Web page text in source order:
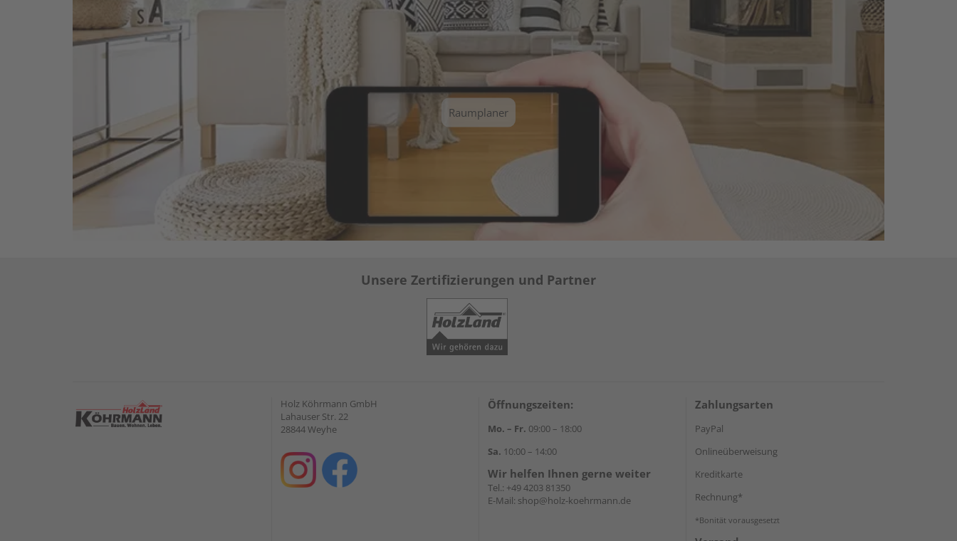
Raumplaner
Unsere Zertifizierungen und Partner
Holz Köhrmann GmbH
Lahauser Str. 22
28844 Weyhe
Öffnungszeiten:
Mo. – Fr. 09:00 – 18:00
Sa. 10:00 – 14:00
Wir helfen Ihnen gerne weiter
Tel.: +49 4203 81350
E-Mail: shop@holz-koehrmann.de
Zahlungsarten
PayPal
Onlineüberweisung
Kreditkarte
Rechnung*
*Bonität vorausgesetzt